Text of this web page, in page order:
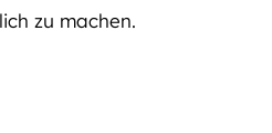
zu machen.